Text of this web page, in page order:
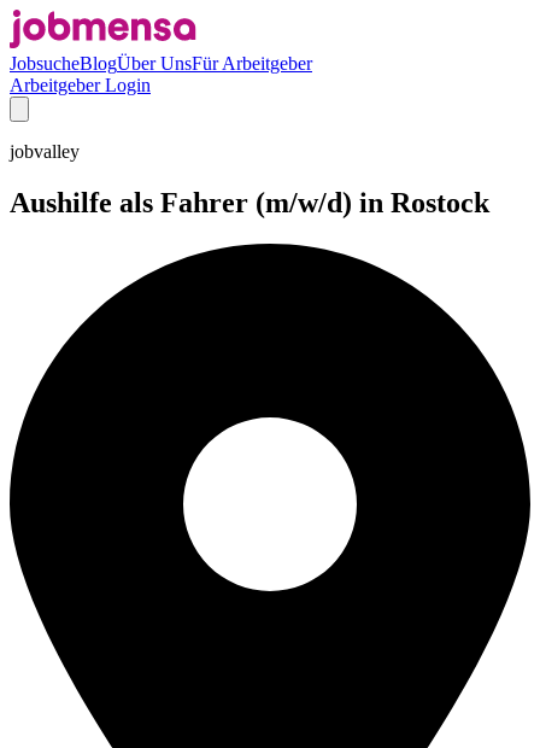
JobsucheBlogÜber UnsFür Arbeitgeber
Arbeitgeber Login
jobvalley
Aushilfe als Fahrer (m/w/d) in Rostock